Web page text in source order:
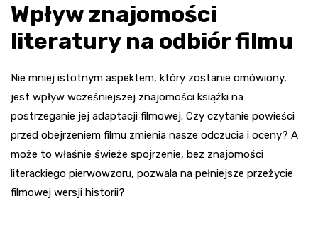
Wpływ znajomości
literatury na odbiór filmu
Nie mniej istotnym aspektem, który zostanie omówiony,
jest wpływ wcześniejszej znajomości książki na
postrzeganie jej adaptacji filmowej. Czy czytanie powieści
przed obejrzeniem filmu zmienia nasze odczucia i oceny? A
może to właśnie świeże spojrzenie, bez znajomości
literackiego pierwowzoru, pozwala na pełniejsze przeżycie
filmowej wersji historii?